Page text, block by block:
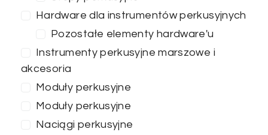
Hardware dla instrumentów perkusyjnych
Pozostałe elementy hardware'u
Instrumenty perkusyjne marszowe i
akcesoria
Moduły perkusyjne
Moduły perkusyjne
Naciągi perkusyjne